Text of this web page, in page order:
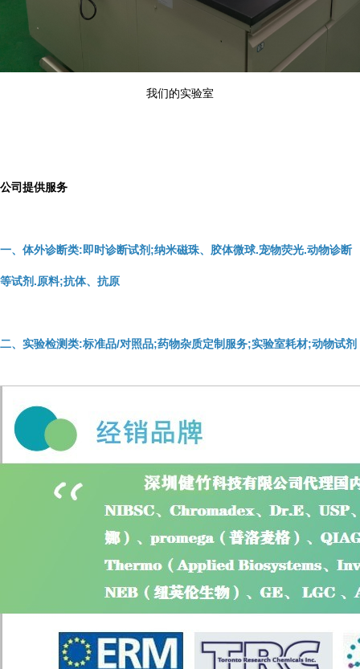
我们的实验室
公司提供服务
一、体外诊断类:即时诊断试剂;纳米磁珠、胶体微球.宠物荧光.动物诊断
等试剂.原料;抗体、抗原
二、实验检测类:标准品/对照品;药物杂质定制服务;实验室耗材;动物试剂